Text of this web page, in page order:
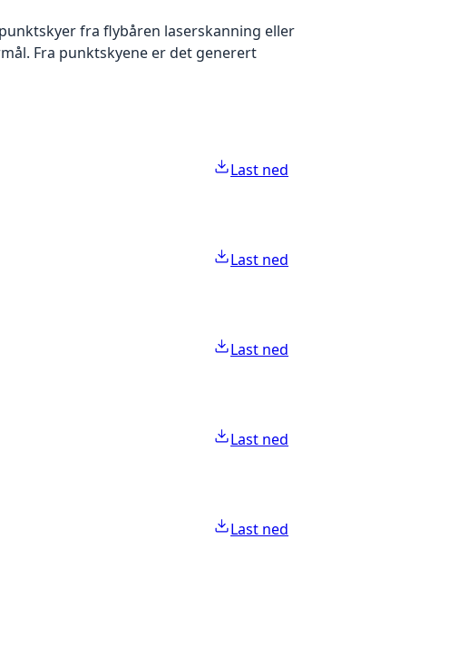
fra flybåren laserskanning eller
Fra punktskyene er det generert
Last ned
Last ned
Last ned
Last ned
Last ned